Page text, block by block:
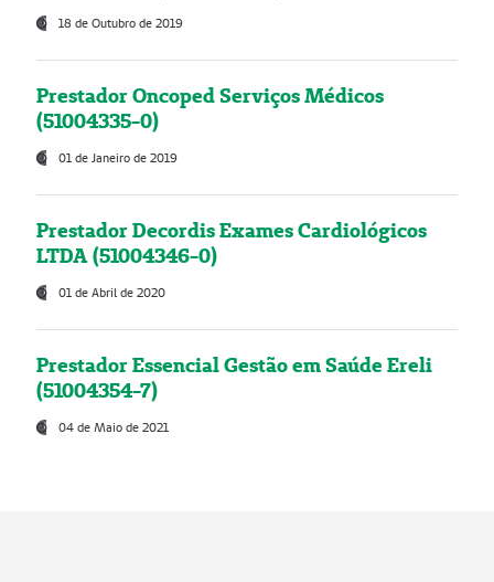
18 de Outubro de 2019
Prestador Oncoped Serviços Médicos
(51004335-0)
01 de Janeiro de 2019
Prestador Decordis Exames Cardiológicos
LTDA (51004346-0)
01 de Abril de 2020
Prestador Essencial Gestão em Saúde Ereli
(51004354-7)
04 de Maio de 2021